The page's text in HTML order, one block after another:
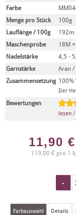
Farbe
Menge pro Stück
100g
Lauflänge / 100g
192m
Maschenprobe
18M
Nadelstärke
4,5 -
Garnstärke
Aran /
Zusammensetzung 100%
Der
Bewertungen
lesen
11,90 €
119,00 € pro 1
Farbauswahl Details